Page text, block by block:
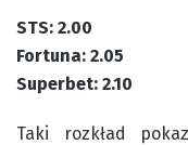
STS: 2.00
Fortuna: 2.05
Superbet: 2.10
Taki rozkład